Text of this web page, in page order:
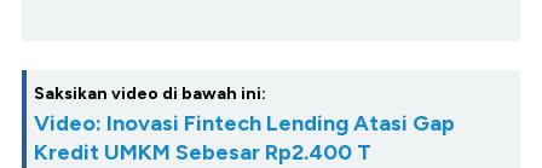
Saksikan video di bawah ini:
Video: Inovasi Fintech Lending Atasi Gap
Kredit UMKM Sebesar Rp2.400 T